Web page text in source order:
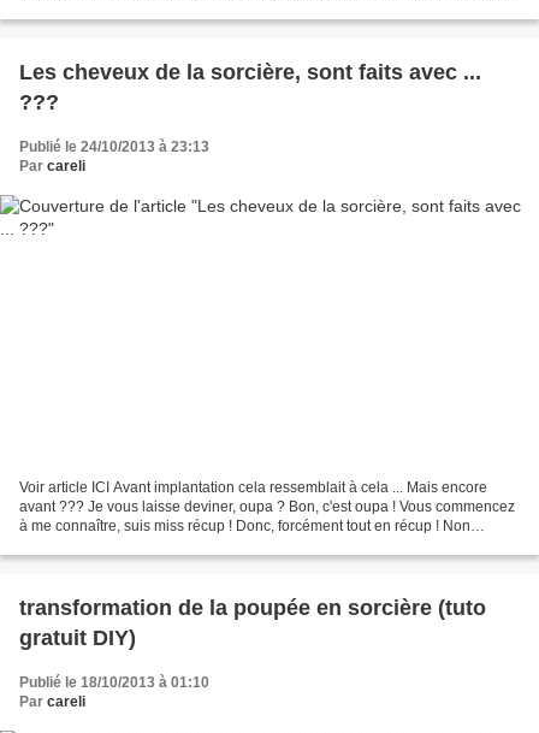
Les cheveux de la sorcière, sont faits avec ...
???
Publié le 24/10/2013 à 23:13
Par careli
Voir article ICI Avant implantation cela ressemblait à cela ... Mais encore
avant ??? Je vous laisse deviner, oupa ? Bon, c'est oupa ! Vous commencez
à me connaître, suis miss récup ! Donc, forcément tout en récup ! Non
transformation de la poupée en sorcière (tuto
gratuit DIY)
Publié le 18/10/2013 à 01:10
Par careli